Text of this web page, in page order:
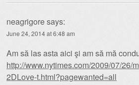
neagrigoresays:
June 24, 2014 at 6:48 am
Am să las asta aici şi am să mă
http://www.nytimes.com/2009/07/26/
2DLove-t.html?pagewanted=all